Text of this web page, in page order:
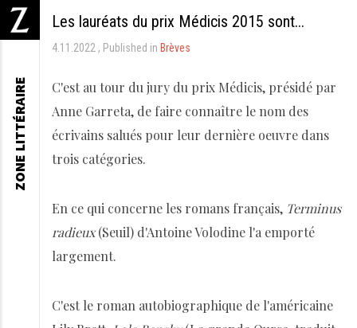
Les lauréats du prix Médicis 2015 sont...
4.11.2022 Published in Brèves
C'est au tour du jury du prix Médicis, présidé par
Anne Garreta, de faire connaître le nom des
écrivains salués pour leur dernière oeuvre dans
trois catégories.
En ce qui concerne les romans français, Terminus
radieux(Seuil) d'Antoine Volodine l'a emporté
largement.
C'est le roman autobiographique de l'américaine
ZONE LITTÉRAIRE